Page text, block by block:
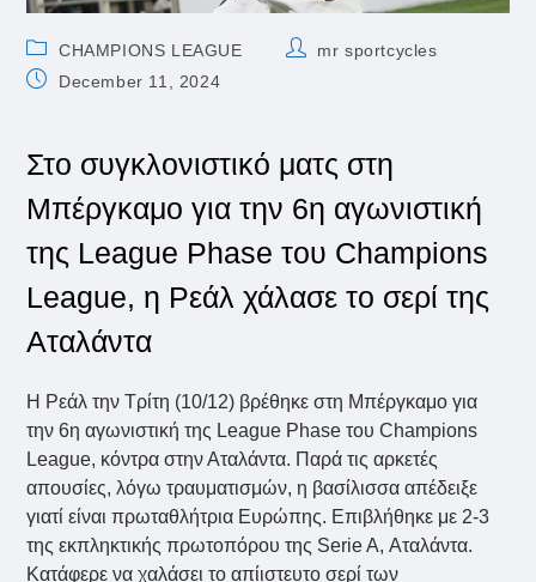
Post
category:
CHAMPIONS LEAGUE
Postmr sportcycles
PostDecember 11, 2024
Στο συγκλονιστικό ματς στη
Μπέργκαμο για την 6η αγωνιστική
της League Phase του Champions
League, η Ρεάλ χάλασε το σερί της
Αταλάντα
Η Ρεάλ την Τρίτη (10/12) βρέθηκε στη Μπέργκαμο για
την 6η αγωνιστική της League Phase του Champions
League, κόντρα στην Αταλάντα. Παρά τις αρκετές
απουσίες, λόγω τραυματισμών, η βασίλισσα απέδειξε
γιατί είναι πρωταθλήτρια Ευρώπης. Επιβλήθηκε με 2-3
της εκπληκτικής πρωτοπόρου της Serie A, Αταλάντα.
Κατάφερε να χαλάσει το απίιστευτο σερί των